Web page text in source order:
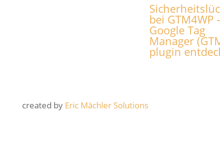
bei GTM4WP
Google Tag
Manager
plugin
created by Eric Mächler Solutions